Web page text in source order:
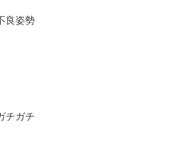
良姿勢
チガチ